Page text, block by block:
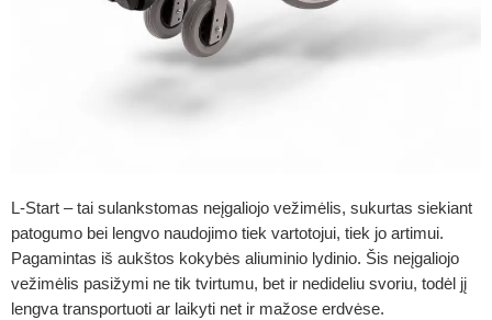
L-Start – tai sulankstomas neįgaliojo vežimėlis, sukurtas siekiant
patogumo bei lengvo naudojimo tiek vartotojui, tiek jo artimui.
Pagamintas iš aukštos kokybės aliuminio lydinio. Šis neįgaliojo
vežimėlis pasižymi ne tik tvirtumu, bet ir nedideliu svoriu, todėl jį
lengva transportuoti ar laikyti net ir mažose erdvėse.